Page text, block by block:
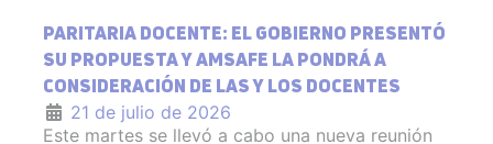
PARITARIA DOCENTE: EL GOBIERNO PRESENTÓ
SU PROPUESTA Y AMSAFE LA PONDRÁ A
CONSIDERACIÓN DE LAS Y LOS DOCENTES
21 de julio de 2026
Este martes se llevó a cabo una nueva reunión